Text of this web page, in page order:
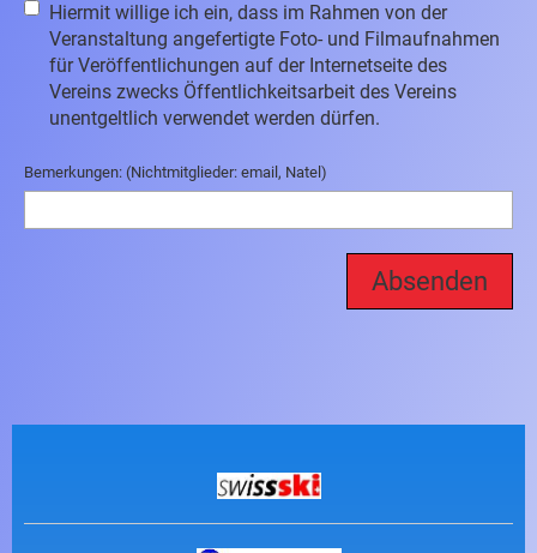
Hiermit willige ich ein, dass im Rahmen von der
Veranstaltung angefertigte Foto- und Filmaufnahmen
für Veröffentlichungen auf der Internetseite des
Vereins zwecks Öffentlichkeitsarbeit des Vereins
unentgeltlich verwendet werden dürfen.
Bemerkungen: (Nichtmitglieder: email, Natel)